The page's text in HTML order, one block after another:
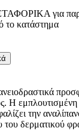
για
το κατάστημα
Η
την
του δερματικού